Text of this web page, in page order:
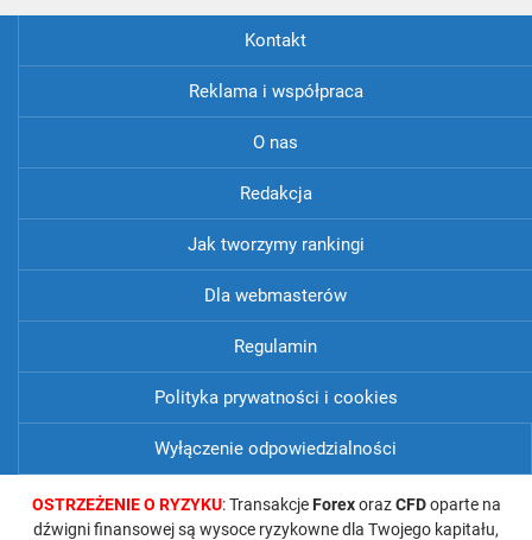
Kontakt
Reklama i współpraca
O nas
Redakcja
Jak tworzymy rankingi
Dla webmasterów
Regulamin
Polityka prywatności i cookies
Wyłączenie odpowiedzialności
OSTRZEŻENIE O RYZYKU: TransakcjeForexorazCFDoparte na
dźwigni finansowej są wysoce ryzykowne dla Twojego kapitału,